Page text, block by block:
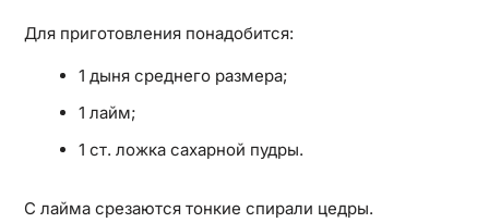
Для приготовления понадобится:
1 дыня среднего размера;
1 лайм;
1 ст. ложка сахарной пудры.
С лайма срезаются тонкие спирали цедры.